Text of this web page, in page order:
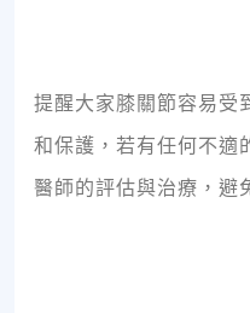
提醒大家膝關節容易受
和保護，若有任何不適
醫師的評估與治療，避